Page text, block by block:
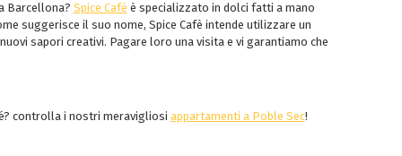
Barcellona? Spice Café è specializzato in dolci fatti a mano
suggerisce il suo nome, Spice Cafè intende utilizzare un
sapori creativi. Pagare loro una visita e vi garantiamo che
controlla i nostri meravigliosi appartamenti a Poble Sec!